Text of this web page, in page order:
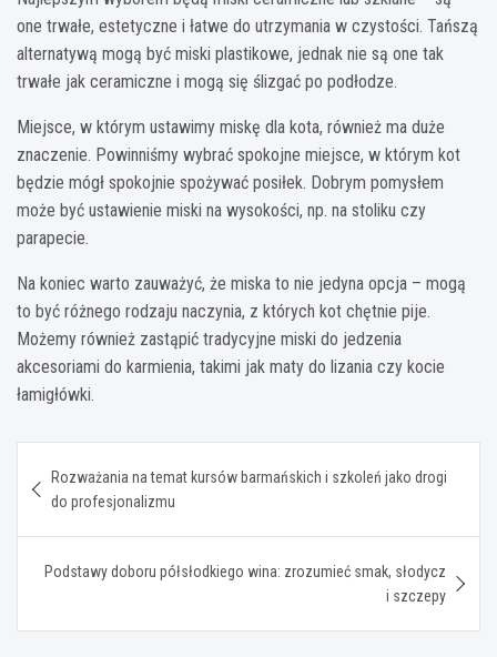
one trwałe, estetyczne i łatwe do utrzymania w czystości. Tańszą
alternatywą mogą być miski plastikowe, jednak nie są one tak
trwałe jak ceramiczne i mogą się ślizgać po podłodze.
Miejsce, w którym ustawimy miskę dla kota, również ma duże
znaczenie. Powinniśmy wybrać spokojne miejsce, w którym kot
będzie mógł spokojnie spożywać posiłek. Dobrym pomysłem
może być ustawienie miski na wysokości, np. na stoliku czy
parapecie.
Na koniec warto zauważyć, że miska to nie jedyna opcja – mogą
to być różnego rodzaju naczynia, z których kot chętnie pije.
Możemy również zastąpić tradycyjne miski do jedzenia
akcesoriami do karmienia, takimi jak maty do lizania czy kocie
łamigłówki.
wpisu
Rozważania na temat kursów barmańskich i szkoleń jako drogi
do profesjonalizmu
Podstawy doboru półsłodkiego wina: zrozumieć smak, słodycz
i szczepy